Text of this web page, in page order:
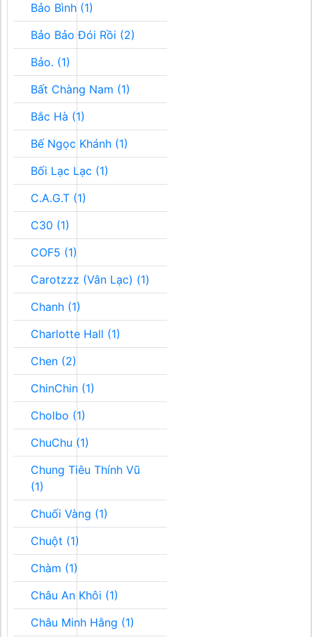
Bảo Bình (1)
Bảo Bảo Đói Rồi (2)
Bảo. (1)
Bất Chàng Nam (1)
Bắc Hà (1)
Bế Ngọc Khánh (1)
Bối Lạc Lạc (1)
C.A.G.T (1)
C30 (1)
COF5 (1)
Carotzzz (Vân Lạc) (1)
Chanh (1)
Charlotte Hall (1)
Chen (2)
ChinChin (1)
Cholbo (1)
ChuChu (1)
Chung Tiêu Thính Vũ
(1)
Chuối Vàng (1)
Chuột (1)
Chàm (1)
Châu An Khôi (1)
Châu Minh Hằng (1)